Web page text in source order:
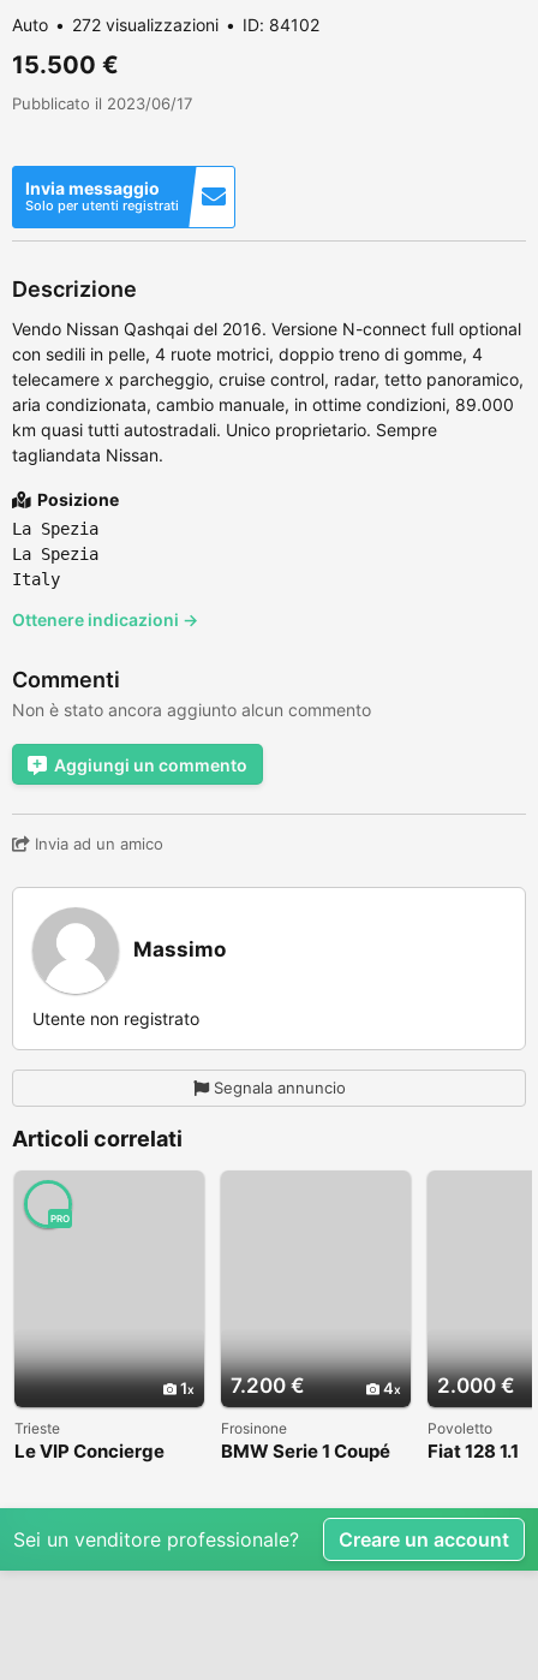
Auto 272 visualizzazioni ID: 84102
15.500 €
Pubblicato il 2023/06/17
Invia messaggio
Solo per utenti registrati
Descrizione
Vendo Nissan Qashqai del 2016. Versione N-connect full optional
con sedili in pelle, 4 ruote motrici, doppio treno di gomme, 4
telecamere x parcheggio, cruise control, radar, tetto panoramico,
aria condizionata, cambio manuale, in ottime condizioni, 89.000
km quasi tutti autostradali. Unico proprietario. Sempre
tagliandata Nissan.
Posizione
La Spezia
La Spezia
Italy
Ottenere indicazioni →
Commenti
Non è stato ancora aggiunto alcun commento
Aggiungi un commento
Invia ad un amico
Massimo
Utente non registrato
Segnala annuncio
Articoli correlati
1
PRO
Trieste
Le VIP Concierge
7.200 € 4
Frosinone
BMW Serie 1 Coupé
2.000 €
Povoletto
Fiat 128 1.1
Sei un venditore professionale? Creare un account